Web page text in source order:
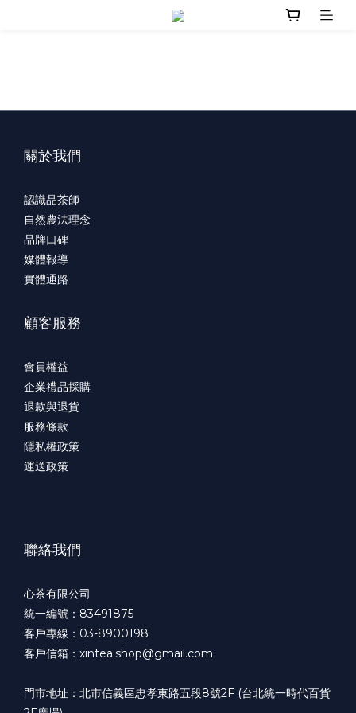
關於我們
認識品茶師
自然農法理念
品牌口碑
媒體報導
實體通路
顧客服務
會員權益
企業禮品採購
退款與退貨
服務條款
隱私權政策
運送政策
聯絡我們
心茶有限公司
統一編號：83491875
客戶專線：03-8900198
客戶信箱：xintea.shop@gmail.com
門市地址：北市信義區忠孝東路五段8號2F (台北統一時代百貨